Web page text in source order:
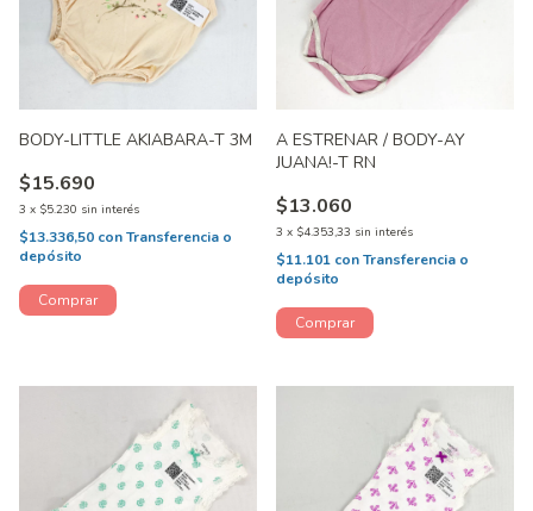
BODY-LITTLE AKIABARA-T 3M
$15.690
3 x $5.230 sin interés
$13.336,50 conTransferencia o
depósito
A ESTRENAR / BODY-AY
JUANA!-T RN
$13.060
3 x $4.353,33 sin interés
$11.101 conTransferencia o
depósito